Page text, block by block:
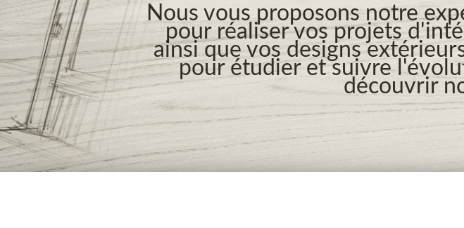
Nous vous proposons notre
pour réaliser vos projets
ainsi que vos designs
pour étudier et suivre
découvrir